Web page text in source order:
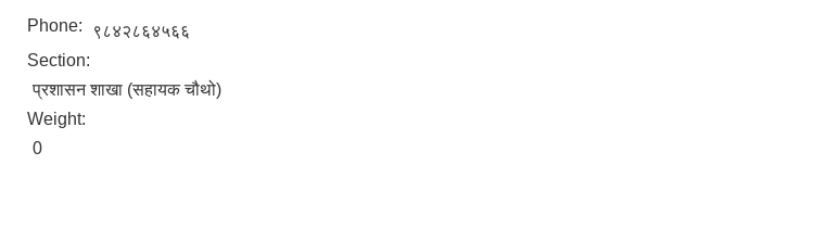
Phone:
९८४२८६४५६६
Section:
प्रशासन शाखा (सहायक चौथो)
Weight:
0